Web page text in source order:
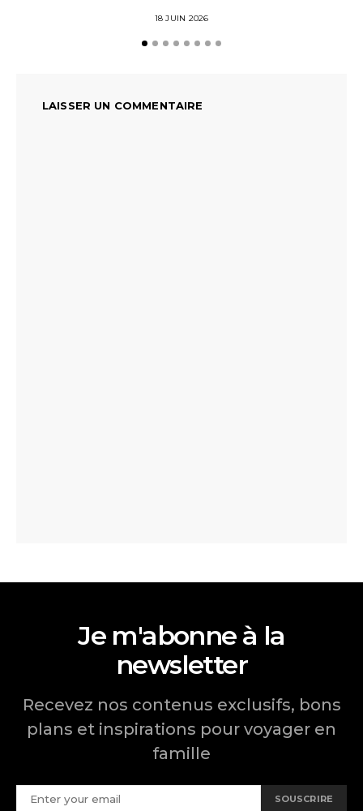
18 JUIN 2026
LAISSER UN COMMENTAIRE
Je m'abonne à la
newsletter
Recevez nos contenus exclusifs, bons
plans et inspirations pour voyager en
famille
SOUSCRIRE